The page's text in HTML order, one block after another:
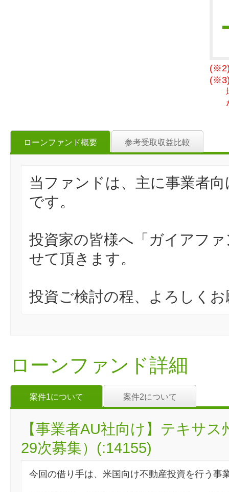
(※2)
(※3)
ローンファンド概要 参考受取収益比較
当ファンドは、主に事業者
です。
投資家の皆様へ「ガイアフ
せて頂きます。
投資ご検討の程、よろしく
ローンファンド詳細
案件1について 案件2について
【事業者AU社向け】テキサ
29次募集）(:14155)
今回の借り手は、米国向け不動産投資を行う事